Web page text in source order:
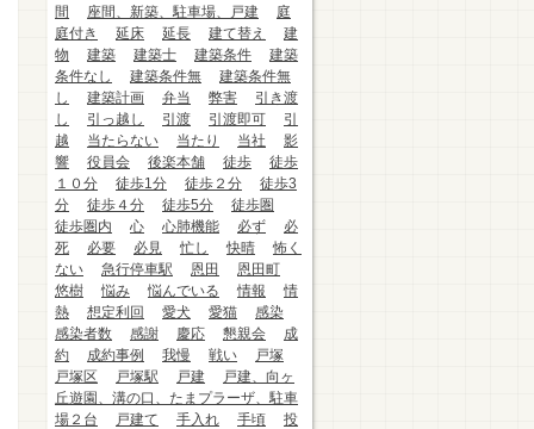
間
座間、新築、駐車場、戸建
庭
庭付き
延床 延長 建て替え
建
物
建築 建築士 建築条件
建築
条件なし
建築条件無
建築条件無
し
建築計画 弁当 弊害
引き渡
し
引っ越し 引渡 引渡即可
引
越
当たらない 当たり 当社
影
響
役員会 後楽本舗 徒歩
徒歩
１０分
徒歩1分 徒歩２分
徒歩3
分
徒歩４分 徒歩5分
徒歩圏
徒歩圏内
心 心肺機能 必ず
必
死
必要 必見 忙し 快晴
怖く
ない
急行停車駅 恩田
恩田町
悠樹
悩み 悩んでいる 情報
情
熱
想定利回 愛犬 愛猫
感染
感染者数
感謝 慶応 懇親会
成
約
成約事例 我慢 戦い
戸塚
戸塚区
戸塚駅 戸建
戸建、向ヶ
丘遊園、溝の口、たまプラーザ、駐車
場２台
戸建て 手入れ 手頃
投